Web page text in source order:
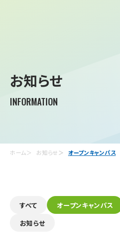
お知らせ
INFORMATION
ホーム お知らせ オープンキャンパス
すべて オープンキャンパス
お知らせ